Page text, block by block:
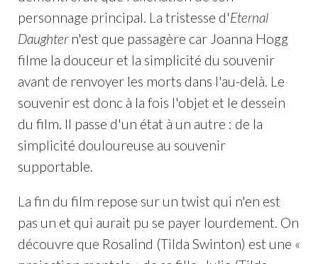
personnage principal. La tristesse d'Eternal
Daughtern'est que passagère car Joanna Hogg
filme la douceur et la simplicité du souvenir
avant de renvoyer les morts dans l'au-delà. Le
souvenir est donc à la fois l'objet et le dessein
du film. Il passe d'un état à un autre : de la
simplicité douloureuse au souvenir
supportable.
La fin du film repose sur un twist qui n'en est
pas un et qui aurait pu se payer lourdement. On
découvre que Rosalind (Tilda Swinton) est une «